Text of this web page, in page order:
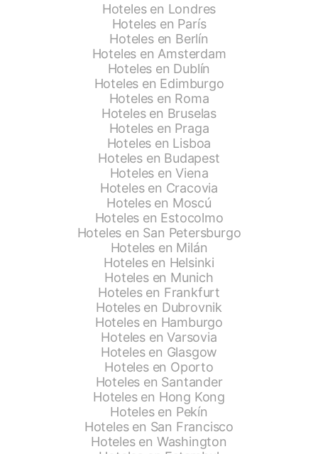
Hoteles en Londres
Hoteles en París
Hoteles en Berlín
Hoteles en Amsterdam
Hoteles en Dublín
Hoteles en Edimburgo
Hoteles en Roma
Hoteles en Bruselas
Hoteles en Praga
Hoteles en Lisboa
Hoteles en Budapest
Hoteles en Viena
Hoteles en Cracovia
Hoteles en Moscú
Hoteles en Estocolmo
Hoteles en San Petersburgo
Hoteles en Milán
Hoteles en Helsinki
Hoteles en Munich
Hoteles en Frankfurt
Hoteles en Dubrovnik
Hoteles en Hamburgo
Hoteles en Varsovia
Hoteles en Glasgow
Hoteles en Oporto
Hoteles en Santander
Hoteles en Hong Kong
Hoteles en Pekín
Hoteles en San Francisco
Hoteles en Washington